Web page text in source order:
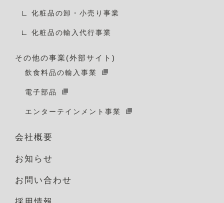
化粧品の卸・小売り事業
化粧品の輸入代行事業
その他の事業(外部サイト)
飲食料品の輸入事業
電子部品
エンターテインメント事業
会社概要
お知らせ
お問い合わせ